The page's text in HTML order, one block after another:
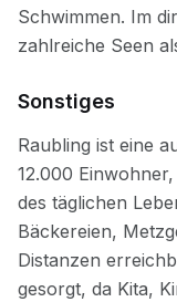
Sonstiges